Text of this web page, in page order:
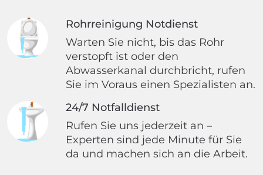
Rohrreinigung Notdienst
Warten Sie nicht, bis das Rohr
verstopft ist oder den
Abwasserkanal durchbricht, rufen
Sie im Voraus einen Spezialisten an.
24/7 Notfalldienst
Rufen Sie uns jederzeit an –
Experten sind jede Minute für Sie
da und machen sich an die Arbeit.